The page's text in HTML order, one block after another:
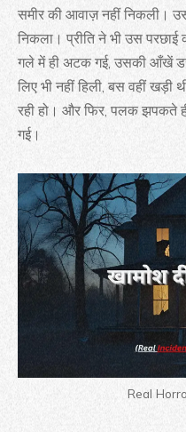
समीर की आवाज़ नहीं निकली।
निकला। प्रीति ने भी उस
गले में ही अटक गई, उसकी आँखें
लिए भी नहीं हिली, बस वहीं खड़ी
रही हो। और फिर, पलक झपकते
गई।
Real